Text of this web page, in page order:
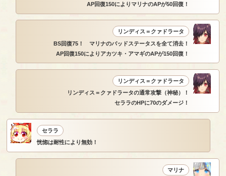
AP回復150によりマリナのAPが50回復！
リンディス＝クァドラータ
BS回復75！ マリナのバッドステータスを全て消去！
AP回復150によりアカツキ・アマギのAPが150回復！
リンディス＝クァドラータ
リンディス＝クァドラータの通常攻撃（神秘）！
セララのHPに70のダメージ！
セララ
恍惚は耐性により無効！
マリナ